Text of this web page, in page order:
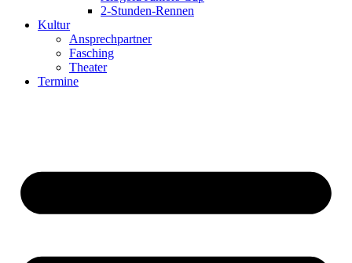
2-Stunden-Rennen
Kultur
Ansprechpartner
Fasching
Theater
Termine